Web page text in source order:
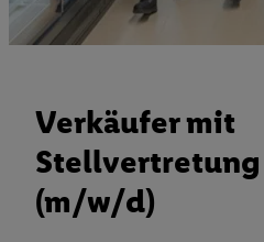
Verkäufer mit
(m/w/d)